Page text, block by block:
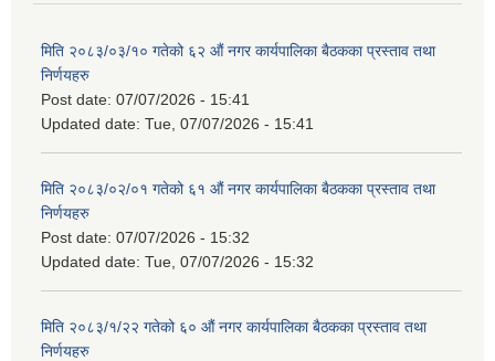
मिति २०८३/०३/१० गतेको ६२ औं नगर कार्यपालिका बैठकका प्रस्ताव तथा
निर्णयहरु
Post date: 07/07/2026 - 15:41
Updated date: Tue, 07/07/2026 - 15:41
मिति २०८३/०२/०१ गतेको ६१ औं नगर कार्यपालिका बैठकका प्रस्ताव तथा
निर्णयहरु
Post date: 07/07/2026 - 15:32
Updated date: Tue, 07/07/2026 - 15:32
मिति २०८३/१/२२ गतेको ६० औं नगर कार्यपालिका बैठकका प्रस्ताव तथा
निर्णयहरु